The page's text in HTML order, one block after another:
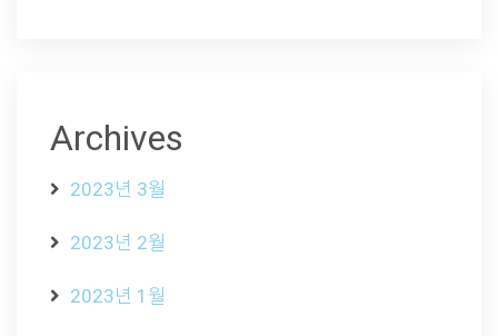
Archives
2023년 3월
2023년 2월
2023년 1월